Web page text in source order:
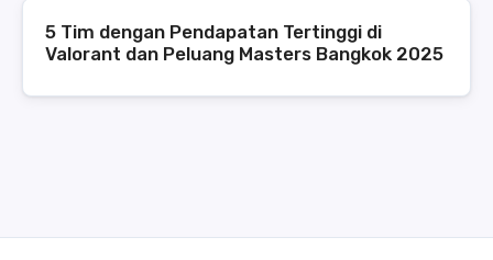
5 Tim dengan Pendapatan Tertinggi di
Valorant dan Peluang Masters Bangkok 2025